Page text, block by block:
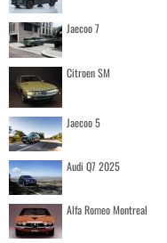
Jaecoo 7
Citroen SM
Jaecoo 5
Audi Q7 2025
Alfa Romeo Montreal